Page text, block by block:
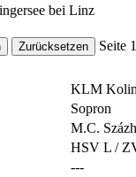
bei Linz
Zurücksetzen
Seite
KLM
Sopron
M.C.
HSV L /
---